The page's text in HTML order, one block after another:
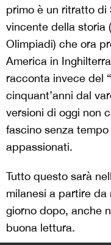
primo è un ritratto di
vincente della storia
Olimpiadi) che ora
America in
racconta invece del
cinquant’anni dal
versioni di oggi non
fascino senza
appassionati.
Tutto questo sarà
milanesi a partire
giorno dopo, anche
buona lettura.